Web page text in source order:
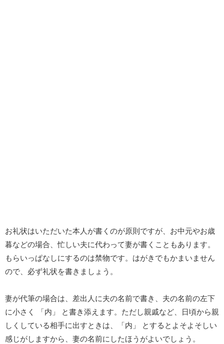
お礼状はいただいた本人が書くのが原則ですが、お中元やお歳
暮などの場合、忙しい夫に代わって妻が書くこともあります。
もらいっぱなしにするのは禁物です。はがきでもかまいません
ので、必ず礼状を書きましょう。
妻が代筆の場合は、差出人に夫の名前で書き、夫の名前の左下
に小さく 「内」 と書き添えます。ただし親戚など、日頃から親
しくしている相手に出すときは、「内」 とするとよそよそしい
感じがしますから、妻の名前にしたほうがよいでしょう。